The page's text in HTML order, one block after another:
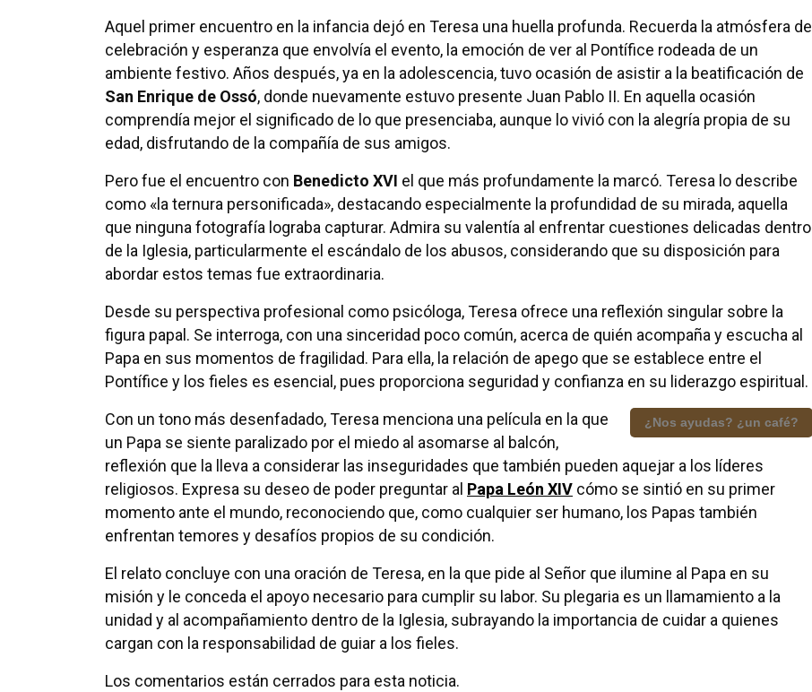
Aquel primer encuentro en la infancia dejó en Teresa una huella profunda. Recuerda la atmósfera de
celebración y esperanza que envolvía el evento, la emoción de ver al Pontífice rodeada de un
ambiente festivo. Años después, ya en la adolescencia, tuvo ocasión de asistir a la beatificación de
San Enrique de Ossó, donde nuevamente estuvo presente Juan Pablo II. En aquella ocasión
comprendía mejor el significado de lo que presenciaba, aunque lo vivió con la alegría propia de su
edad, disfrutando de la compañía de sus amigos.
Pero fue el encuentro con Benedicto XVI el que más profundamente la marcó. Teresa lo describe
como «la ternura personificada», destacando especialmente la profundidad de su mirada, aquella
que ninguna fotografía lograba capturar. Admira su valentía al enfrentar cuestiones delicadas dentro
de la Iglesia, particularmente el escándalo de los abusos, considerando que su disposición para
abordar estos temas fue extraordinaria.
Desde su perspectiva profesional como psicóloga, Teresa ofrece una reflexión singular sobre la
figura papal. Se interroga, con una sinceridad poco común, acerca de quién acompaña y escucha al
Papa en sus momentos de fragilidad. Para ella, la relación de apego que se establece entre el
Pontífice y los fieles es esencial, pues proporciona seguridad y confianza en su liderazgo espiritual.
¿Nos ayudas? ¿un café?
Con un tono más desenfadado, Teresa menciona una película en la que
un Papa se siente paralizado por el miedo al asomarse al balcón,
reflexión que la lleva a considerar las inseguridades que también pueden aquejar a los líderes
religiosos. Expresa su deseo de poder preguntar al Papa León XIV cómo se sintió en su primer
momento ante el mundo, reconociendo que, como cualquier ser humano, los Papas también
enfrentan temores y desafíos propios de su condición.
El relato concluye con una oración de Teresa, en la que pide al Señor que ilumine al Papa en su
misión y le conceda el apoyo necesario para cumplir su labor. Su plegaria es un llamamiento a la
unidad y al acompañamiento dentro de la Iglesia, subrayando la importancia de cuidar a quienes
cargan con la responsabilidad de guiar a los fieles.
Los comentarios están cerrados para esta noticia.